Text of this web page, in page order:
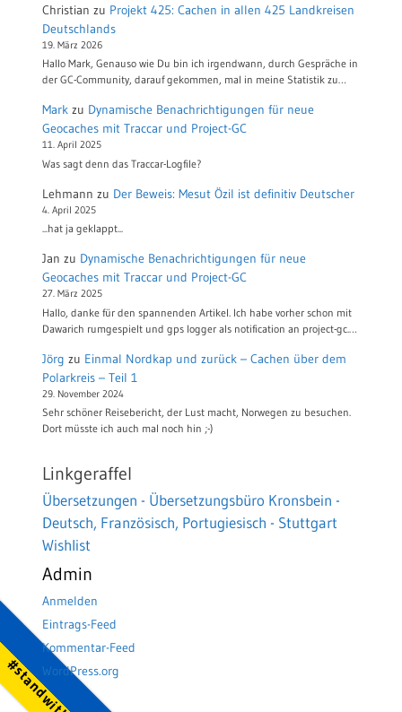
Christian zu Projekt 425: Cachen in allen 425 Landkreisen
Deutschlands
19. März 2026
Hallo Mark, Genauso wie Du bin ich irgendwann, durch Gespräche in
der GC-Community, darauf gekommen, mal in meine Statistik zu…
Mark zu Dynamische Benachrichtigungen für neue
Geocaches mit Traccar und Project-GC
11. April 2025
Was sagt denn das Traccar-Logfile?
Lehmann zu Der Beweis: Mesut Özil ist definitiv Deutscher
4. April 2025
...hat ja geklappt...
Jan zu Dynamische Benachrichtigungen für neue
Geocaches mit Traccar und Project-GC
27. März 2025
Hallo, danke für den spannenden Artikel. Ich habe vorher schon mit
Dawarich rumgespielt und gps logger als notification an project-gc.…
Jörg zu Einmal Nordkap und zurück – Cachen über dem
Polarkreis – Teil 1
29. November 2024
Sehr schöner Reisebericht, der Lust macht, Norwegen zu besuchen.
Dort müsste ich auch mal noch hin ;-)
Linkgeraffel
Übersetzungen - Übersetzungsbüro Kronsbein -
Deutsch, Französisch, Portugiesisch - Stuttgart
Wishlist
Admin
Anmelden
Eintrags-Feed
Kommentar-Feed
WordPress.org